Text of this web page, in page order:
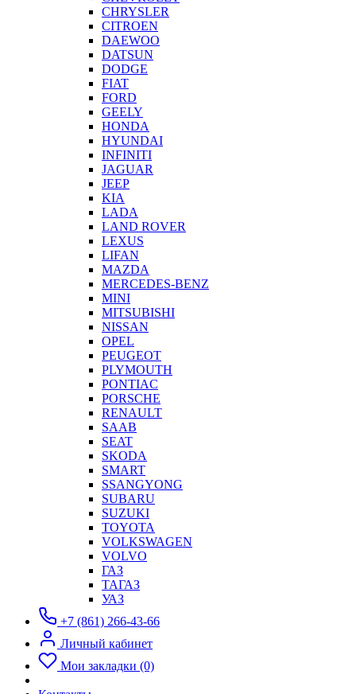
CHRYSLER
CITROEN
DAEWOO
DATSUN
DODGE
FIAT
FORD
GEELY
HONDA
HYUNDAI
INFINITI
JAGUAR
JEEP
KIA
LADA
LAND ROVER
LEXUS
LIFAN
MAZDA
MERCEDES-BENZ
MINI
MITSUBISHI
NISSAN
OPEL
PEUGEOT
PLYMOUTH
PONTIAC
PORSCHE
RENAULT
SAAB
SEAT
SKODA
SMART
SSANGYONG
SUBARU
SUZUKI
TOYOTA
VOLKSWAGEN
VOLVO
ГАЗ
ТАГАЗ
УАЗ
+7 (861) 266-43-66
Личный кабинет
Мои закладки (0)